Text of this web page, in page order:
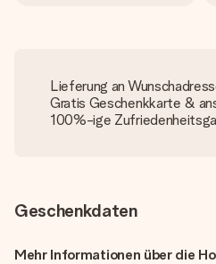
Lieferung an
Gratis Geschenkkarte &
100%-ige
Geschenkdaten
Mehr Informationen über die